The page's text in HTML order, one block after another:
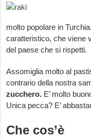
molto popolare in
caratteristico, che viene
del paese che si rispetti.
Assomiglia molto al
contrario della nostra
zucchero. E’ molto
Unica pecca? E’
Che cos’è